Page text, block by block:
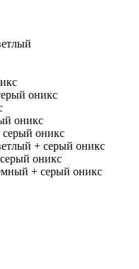
оникс
оникс
+ серый оникс
+ серый оникс